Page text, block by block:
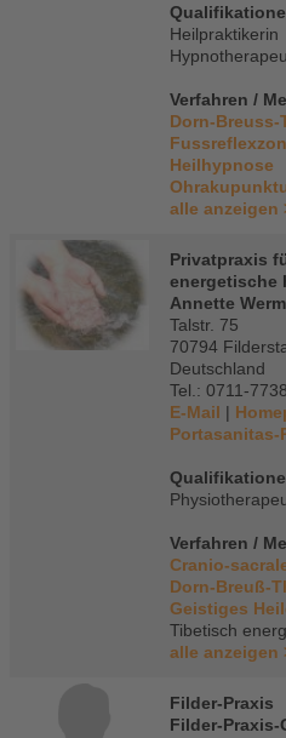
Heilpraktikerin
Verfahren /
Dorn-Breuss-
Heilhypnose
alle anzeigen
Privatpraxis
energetische
Annette
Talstr. 75
70794
Deutschland
Tel.: 0711-
E-Mail |
Portasanitas-
Verfahren /
Cranio-
Dorn-Breuß-
Geistiges
Tibetisch
alle anzeigen
Filder-Praxis
Filder-Praxis-